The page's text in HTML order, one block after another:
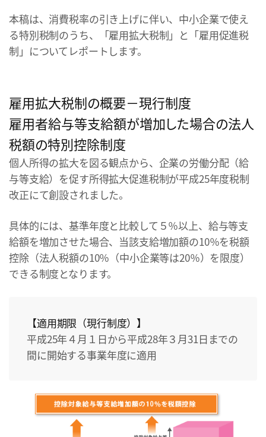
本稿は、消費税率の引き上げに伴い、中小企業で使え
る特別税制のうち、「雇用拡大税制」と「雇用促進税
制」についてレポートします。
雇用拡大税制の概要－現行制度
雇用者給与等支給額が増加した場合の法人
税額の特別控除制度
個人所得の拡大を図る観点から、企業の労働分配（給
与等支給）を促す所得拡大促進税制が平成25年度税制
改正にて創設されました。
具体的には、基準年度と比較して５％以上、給与等支
給額を増加させた場合、当該支給増加額の10％を税額
控除（法人税額の10％（中小企業等は20％）を限度）
できる制度となります。
【適用期限（現行制度）】
平成25年４月１日から平成28年３月31日までの
間に開始する事業年度に適用